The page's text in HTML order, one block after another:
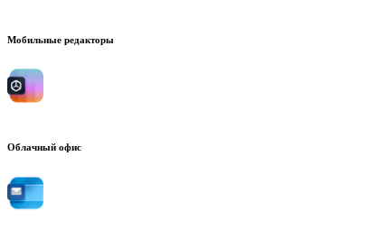
Мобильные редакторы
Облачный офис